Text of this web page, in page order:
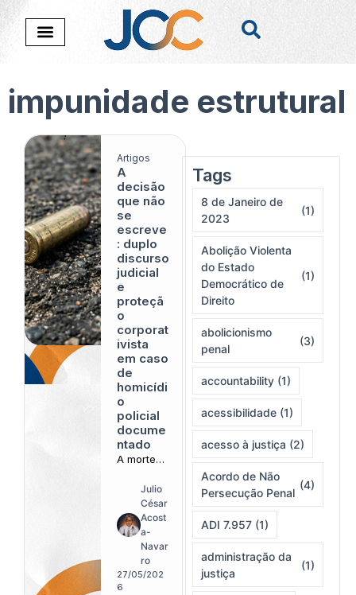
impunidade estrutural
Nada foi encontado
Artigos
A
decisão
que não
se
escreve
: duplo
discurso
judicial
e
proteçã
o
corporat
ivista
em caso
de
homicídi
o
policial
docume
ntado
A morte
estudante
transform
a um
acórdão
em estudo
sobre
linguagem
, poder e
Julio
César
Acost
a-
Navar
ro
27/05/202
6
Tags
8 de Janeiro de
2023
(1)
Abolição Violenta
do Estado
Democrático de
Direito
(1)
abolicionismo
penal
(3)
accountability (1)
acessibilidade (1)
acesso à justiça (2)
Acordo de Não
Persecução Penal
(4)
ADI 7.957 (1)
administração da
justiça
(1)